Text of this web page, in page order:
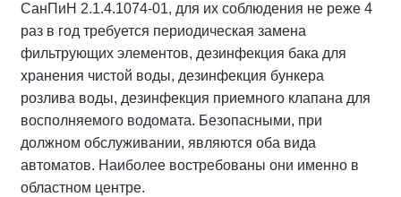
СанПиН 2.1.4.1074-01, для их соблюдения не реже 4
раз в год требуется периодическая замена
фильтрующих элементов, дезинфекция бака для
хранения чистой воды, дезинфекция бункера
розлива воды, дезинфекция приемного клапана для
восполняемого водомата. Безопасными, при
должном обслуживании, являются оба вида
автоматов. Наиболее востребованы они именно в
областном центре.